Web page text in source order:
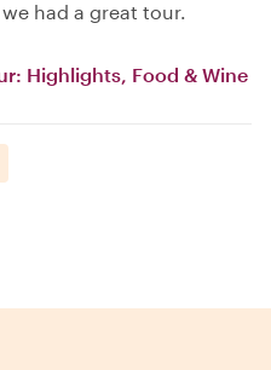
had a great tour.
Highlights, Food & Wine